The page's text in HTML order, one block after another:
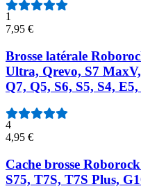
1
7,95 €
Brosse latérale
Ultra, Qrevo, S7
Q7, Q5, S6, S5, S4,
4
4,95 €
Cache brosse
S75, T7S, T7S Plus,